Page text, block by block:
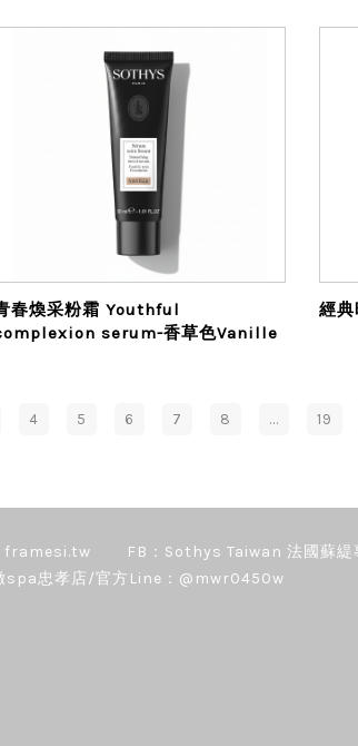
春煥采粉霜 Youthful
serum-香草色Vanille
經
4 5 6 7 8 ... 19
framesi.tw FB：Sothys Taiwan 法國蘇緹
spa忠孝店/官方Line：@mwr0450w